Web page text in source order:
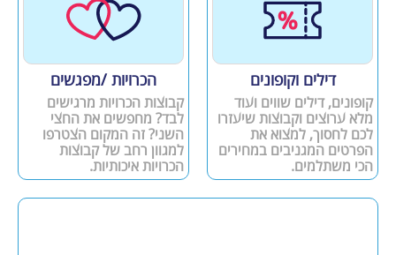
דילים וקופונים
קופונים, דילים שווים ועוד
מלא ערוצים וקבוצות שיעזרו
לכם לחסוך, למצוא את
הפרטים המגניבים במחירים
הכי משתלמים.
הכרויות /מפגשים
קבוצות הכרויות מרגישים
לבד? מחפשים את החצי
השני? זה המקום הצטרפו
למגוון רחב של קבוצות
הכרויות איכותיות.